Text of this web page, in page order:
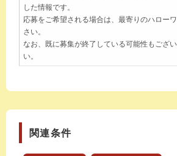
した情報です。
応募をご希望される場合は、最寄りのハロー
さい。
なお、既に募集が終了している可能性もござ
い。
関連条件